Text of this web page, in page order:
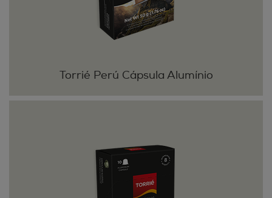
Torrié Perú Cápsula Alumínio